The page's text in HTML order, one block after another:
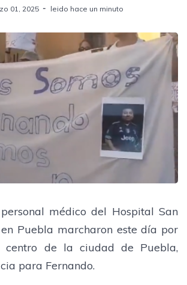
01, 2025 leido hace un minuto
médico del Hospital San
en Puebla marcharon este día por
centro de la ciudad de Puebla,
para Fernando.